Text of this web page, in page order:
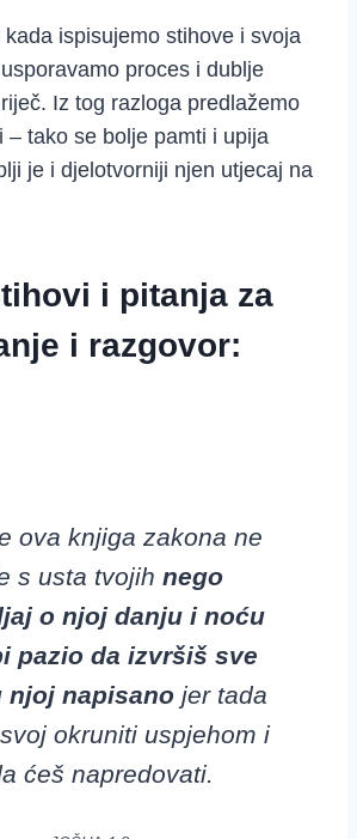
ispisujemo stihove i svoja
proces i dublje
Iz tog razloga predlažemo
– tako se bolje pamti i upija
je i djelotvorniji njen utjecaj na
i pitanja za
i razgovor:
ova knjiga zakona ne
s usta tvojih nego
o njoj danju i noću
pazio da izvršiš sve
njoj napisano jer tada
okruniti uspjehom i
ćeš napredovati.